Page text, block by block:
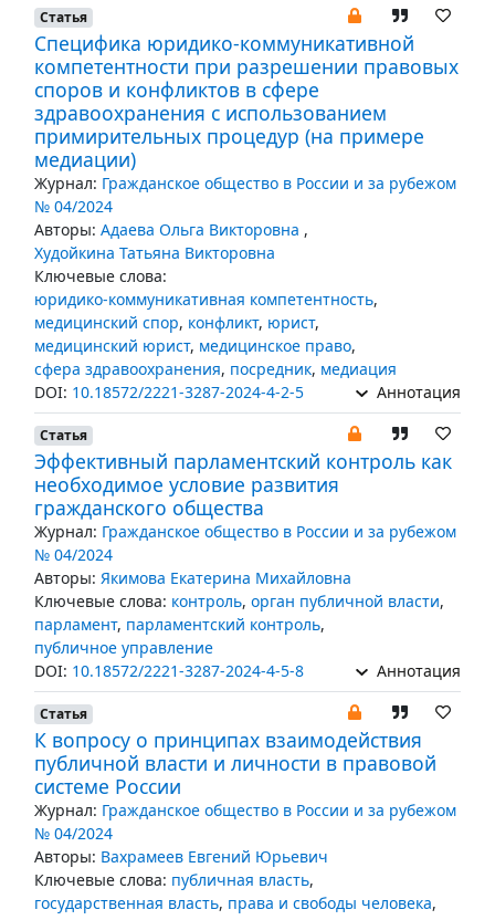
Статья
Специфика юридико-коммуникативной
компетентности при разрешении правовых
споров и конфликтов в сфере
здравоохранения с использованием
примирительных процедур (на примере
медиации)
Журнал: Гражданское общество в России и за рубежом
№ 04/2024
Авторы: Адаева Ольга Викторовна ,
Худойкина Татьяна Викторовна
Ключевые слова:
юридико-коммуникативная компетентность,
медицинский спор, конфликт, юрист,
медицинский юрист, медицинское право,
сфера здравоохранения, посредник, медиация
DOI: 10.18572/2221-3287-2024-4-2-5 Аннотация
Статья
Эффективный парламентский контроль как
необходимое условие развития
гражданского общества
Журнал: Гражданское общество в России и за рубежом
№ 04/2024
Авторы: Якимова Екатерина Михайловна
Ключевые слова: контроль, орган публичной власти,
парламент, парламентский контроль,
публичное управление
DOI: 10.18572/2221-3287-2024-4-5-8 Аннотация
Статья
К вопросу о принципах взаимодействия
публичной власти и личности в правовой
системе России
Журнал: Гражданское общество в России и за рубежом
№ 04/2024
Авторы: Вахрамеев Евгений Юрьевич
Ключевые слова: публичная власть,
государственная власть, права и свободы человека,